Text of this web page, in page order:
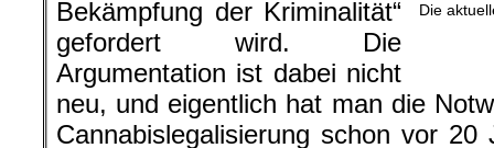
Die
Bekämpfung der Kriminalität“
gefordert wird. Die
Argumentation ist dabei nicht
neu, und eigentlich hat man die
Cannabislegalisierung schon vor